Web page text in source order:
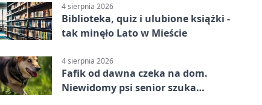
4 sierpnia 2026
Biblioteka, quiz i ulubione książki -
tak minęło Lato w Mieście
4 sierpnia 2026
Fafik od dawna czeka na dom.
Niewidomy psi senior szuka